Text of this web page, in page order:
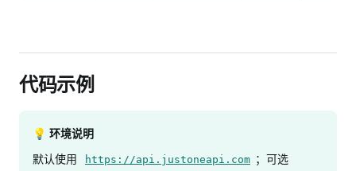
代码示例
💡 环境说明
默认使用
https://api.justoneapi.com ；可选